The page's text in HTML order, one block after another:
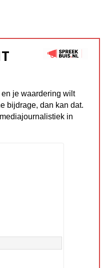
je waardering wilt
bijdrage, dan kan dat.
in